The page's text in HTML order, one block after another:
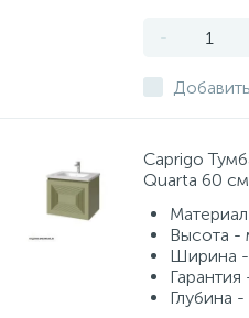
-
Caprigo
Quarta 60
Высота -
Ширина
Гарантия
Глубина